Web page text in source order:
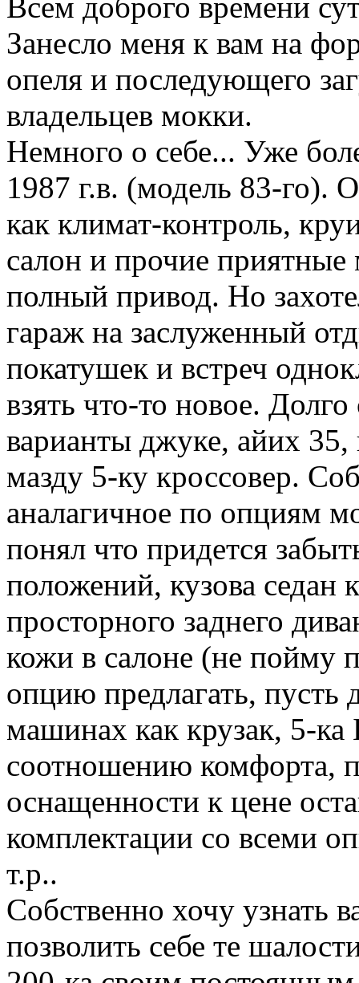
Всем доброго времени
Занесло меня к вам на
опеля и последующего
владельцев мокки.
Немного о себе... Уже
1987 г.в. (модель 83-го).
как климат-контроль,
салон и прочие
полный привод. Но
гараж на заслуженный
покатушек и встреч
взять что-то новое.
варианты джуке, айих
мазду 5-ку кроссовер.
аналагичное по опциям
понял что придется
положений, кузова седан
просторного заднего
кожи в салоне (не пойму
опцию предлагать, пусть
машинах как крузак, 5-
соотношению комфорта,
оснащенности к цене
комплектации со всеми
т.р..
Собственно хочу узнать
позволить себе те